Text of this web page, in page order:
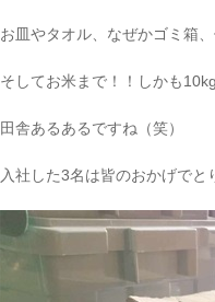
お皿やタオル、なぜかゴミ箱
そしてお米まで！！しかも10kg
田舎あるあるですね（笑）
入社した3名は皆のおかげでと